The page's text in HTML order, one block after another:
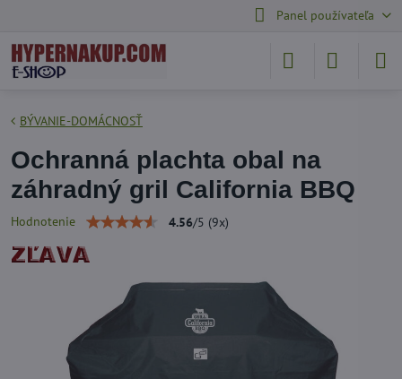
Panel používateľa
BÝVANIE-DOMÁCNOSŤ
Ochranná plachta obal na
záhradný gril California BBQ
Hodnotenie 4.56/5 (9x)